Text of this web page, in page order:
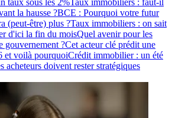
taux sous les 2%Taux immobiliers : faut-il
la hausse ?BCE : Pourquoi votre futur
(peut-être) plus ?Taux immobiliers : on sait
d'ici la fin du moisQuel avenir pour les
gouvernement ?Cet acteur clé prédit une
et voilà pourquoiCrédit immobilier : un été
acheteurs doivent rester stratégiques